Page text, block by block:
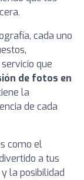
cada uno
que
de fotos en
la
de cada
como el
a tus
la posibilidad